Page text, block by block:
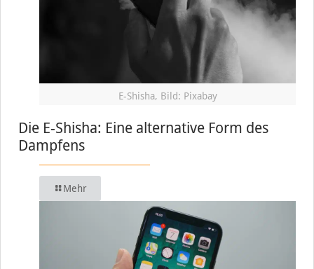
E-Shisha, Bild: Pixabay
Die E-Shisha: Eine alternative Form des
Dampfens
Mehr